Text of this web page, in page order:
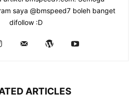
saya @bmspeed7 boleh banget
difollow :D
ARTICLES